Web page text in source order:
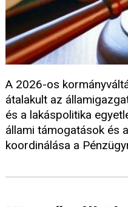
A 2026-os
átalakult az
és a lakáspolitika
állami támogatások és
koordinálása a